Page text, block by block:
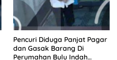
Pencuri Diduga Panjat Pagar
dan Gasak Barang Di
Perumahan Bulu Indah